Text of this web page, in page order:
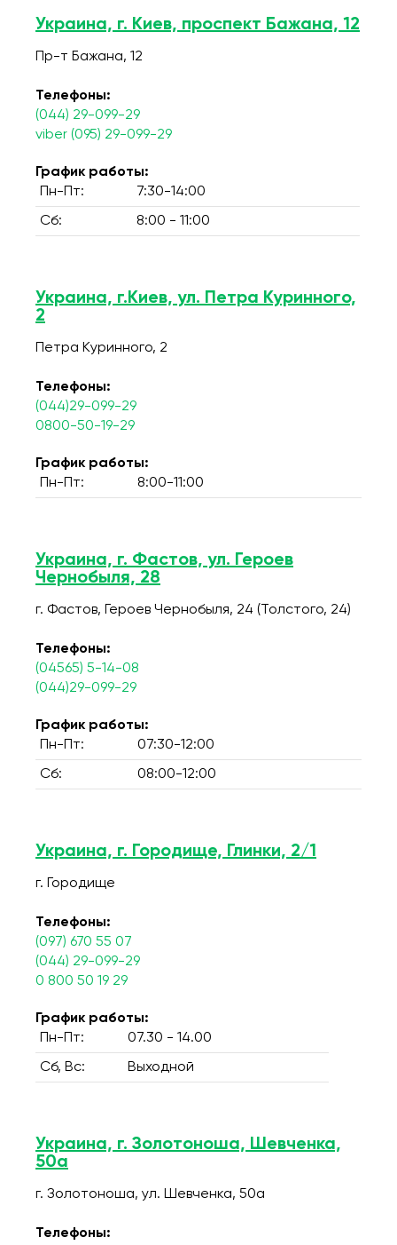
Украина, г. Киев, проспект Бажана, 12
Пр-т Бажана, 12
Телефоны:
(044) 29-099-29
viber (095) 29-099-29
График работы:
Пн-Пт:
7:30-14:00
Сб: 8:00 - 11:00
Украина, г.Киев, ул. Петра Куринного,
2
Петра Куринного, 2
Телефоны:
(044)29-099-29
0800-50-19-29
График работы:
Пн-Пт:
8:00-11:00
Украина, г. Фастов, ул. Героев
Чернобыля, 28
г. Фастов, Героев Чернобыля, 24 (Толстого, 24)
Телефоны:
(04565) 5-14-08
(044)29-099-29
График работы:
Пн-Пт:
07:30-12:00
Сб: 08:00-12:00
Украина, г. Городище, Глинки, 2/1
г. Городище
Телефоны:
(097) 670 55 07
(044) 29-099-29
0 800 50 19 29
График работы:
Пн-Пт:
07.30 - 14.00
Сб, Вс: Выходной
Украина, г. Золотоноша, Шевченка,
50а
г. Золотоноша, ул. Шевченка, 50а
Телефоны: